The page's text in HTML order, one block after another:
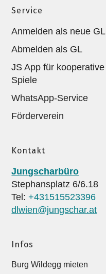
Service
Anmelden als neue GL
Abmelden als GL
JS App für kooperative
Spiele
WhatsApp-Service
Förderverein
Kontakt
Jungscharbüro
Stephansplatz 6/6.18
Tel:+431515523396
dlwien@jungschar.at
Infos
Burg Wildegg mieten